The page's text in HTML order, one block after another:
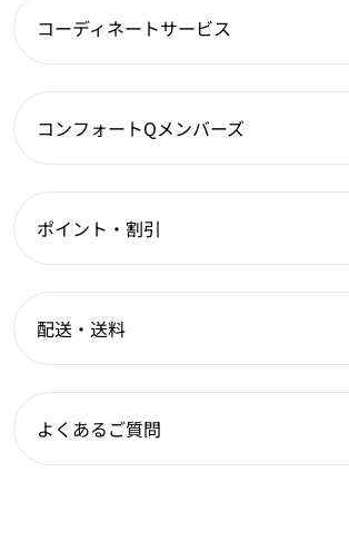
コーディネートサービス
コンフォートQメンバーズ
ポイント・割引
配送・送料
よくあるご質問